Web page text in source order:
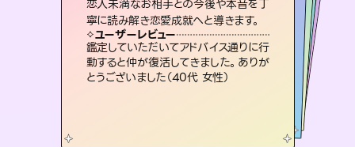
恋人未満なお相手との今後や本音を丁
寧に読み解き恋愛成就へと導きます。
ユーザーレビュー
鑑定していただいてアドバイス通りに行
動すると仲が復活してきました。ありが
とうございました（40代 女性）
紐解き、背中をそっと押して導きます。
ユーザーレビュー
安心感のあり、言い切ってくれる所や濁
さない鑑定のおかげで、毎回自分の気
持ちを整えられます（30代 男性）
体的な対策をお伝えします。
ユーザーレビュー
複雑な背景もしっかり聞いて鑑定して
いただけました。気持ちが楽になりまし
た（50代 女性）
連絡再開、復縁、成就などの報告実績多数。セラピストとして2万超の施術経験があるからこそできる鑑定で、より良い未来をサポートします。
ユーザーレビュー
とても心温まる鑑定でした。しかもこち
らは何も言っていないのに視えていらっ
しゃるんだなと驚きです（30代女性）
ントを優しく引き出します。
ユーザーレビュー
不安な気持ちが嘘みたいに晴れまし
た…！よく視えていらっしゃるんだなと
感じました（40代 女性）
選択できるようアドバイスします。
ユーザーレビュー
職場の人の性質や人間関係、本心など
本当によく視えていてびっくり。対策が
打てて前向きになれます（40代）